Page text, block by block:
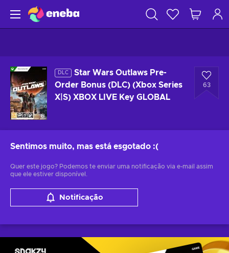
DLC
Star Wars Outlaws Pre-
Order Bonus (DLC) (Xbox Series
X|S) XBOX LIVE Key GLOBAL
63
Sentimos muito, mas está esgotado :(
Quer este jogo? Podemos te enviar uma notificação via e-mail assim
que ele estiver disponível.
Notificação